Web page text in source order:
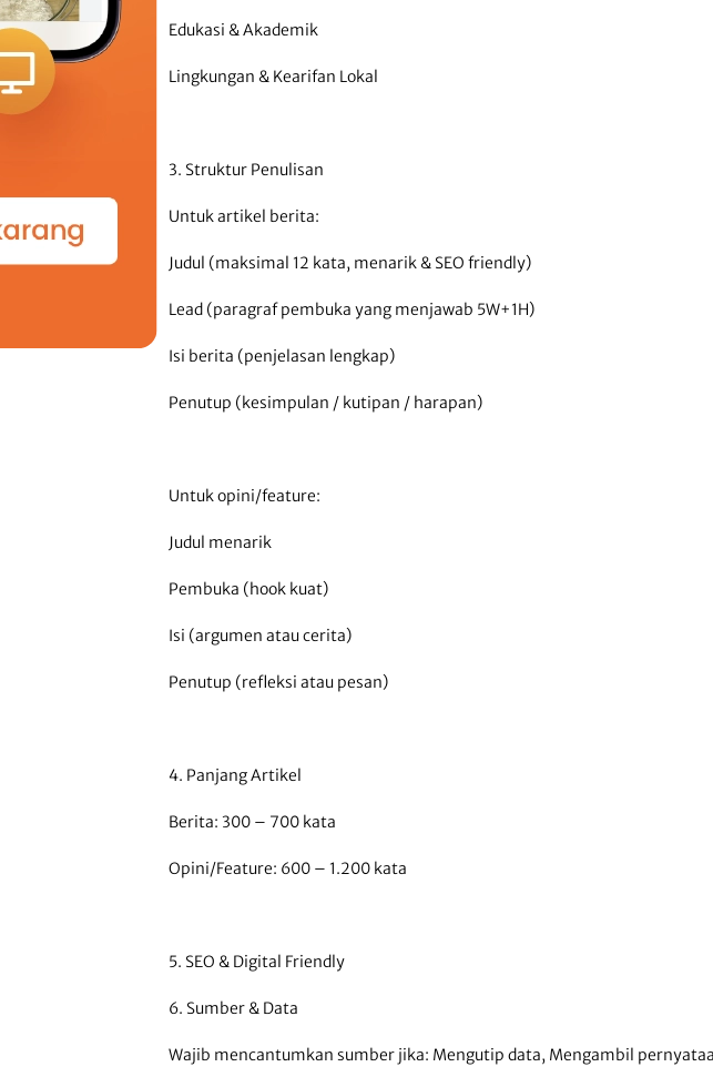
Edukasi & Akademik
Lingkungan & Kearifan Lokal
3. Struktur Penulisan
Untuk artikel berita:
Judul (maksimal 12 kata, menarik & SEO friendly)
Lead (paragraf pembuka yang menjawab 5W+1H)
Isi berita (penjelasan lengkap)
Penutup (kesimpulan / kutipan / harapan)
Untuk opini/feature:
Judul menarik
Pembuka (hook kuat)
Isi (argumen atau cerita)
Penutup (refleksi atau pesan)
4. Panjang Artikel
Berita: 300 – 700 kata
Opini/Feature: 600 – 1.200 kata
5. SEO & Digital Friendly
6. Sumber & Data
Wajib mencantumkan sumber jika: Mengutip data, Mengambil